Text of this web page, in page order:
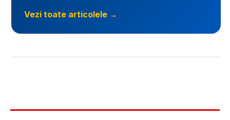
Vezi toate articolele →